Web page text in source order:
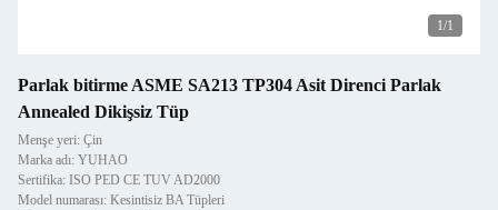
1/1
Parlak bitirme ASME SA213 TP304 Asit Direnci Parlak
Annealed Dikişsiz Tüp
Menşe yeri: Çin
Marka adı: YUHAO
Sertifika: ISO PED CE TUV AD2000
Model numarası: Kesintisiz BA Tüpleri